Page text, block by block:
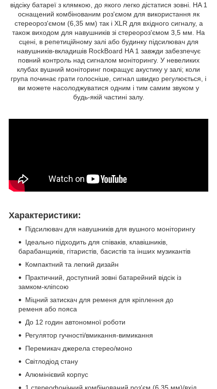
відсіку батареї з клямкою, до якого легко дістатися зовні. HA 1
оснащений комбінованим роз'ємом для використання як
стереороз'ємом (6,35 мм) так і XLR для вхідного сигналу, а
також виходом для навушників зі стереороз'ємом 3,5 мм. На
сцені, в репетиційному залі або будинку підсилювач для
навушників-вкладишів RockBoard HA 1 завжди забезпечує
повний контроль над сигналом моніторингу. У невеликих
клубах вушний моніторинг покращує акустику у залі; коли
група починає грати голосніше, сигнал швидко регулюється, і
ви можете насолоджуватися одним і тим самим звуком у
будь-якій частині залу.
Характеристики:
Підсилювач для навушників для вушного моніторингу
Ідеально підходить для співаків, клавішників,
барабанщиків, гітаристів, басистів та інших музикантів
Компактний та легкий дизайн
Практичний, доступний зовні батарейний відсік із
замком-кліпсою
Міцний затискач для ременя для кріплення до
ременя або пояса
До 12 годин автономної роботи
Регулятор гучності/вмикання-вимикання
Перемикач джерела стерео/моно
Світлодіод стану
Алюмінієвий корпус
1 стереофонічний комбінований роз'єм (6,35 мм)/вхід